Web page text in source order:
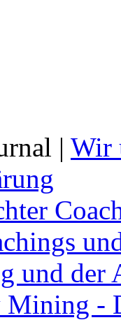
| Wir
und
Mining -